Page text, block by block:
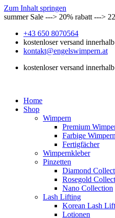
Zum Inhalt springen
summer Sale ---> 20% rabatt --->
+43 650 8070564
kostenloser versand
kontakt@engelswimpern.at
kostenloser versand
Home
Shop
Wimpern
Premium
Farbige Wimpern
Fertigfächer
Wimpernkleber
Pinzetten
Diamond
Rosegold
Nano Collection
Lash Lifting
Korean Lash
Lotionen